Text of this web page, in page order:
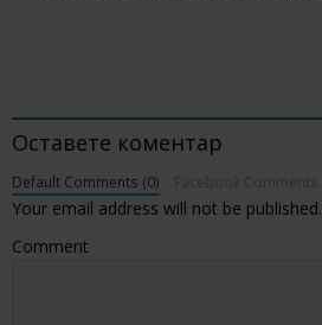
Оставете коментар
Default Comments (0)
Your email address will not be published.
Comment